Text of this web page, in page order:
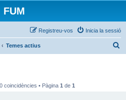
FUM
Inicia la sessió
Registreu-vos
Temes actius
coincidències • Pàgina 1 de 1